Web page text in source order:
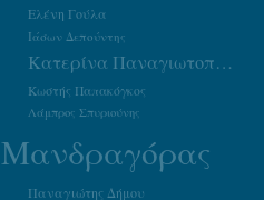
Ελένη Γούλα
Ιάσων Δεπούντης
Κατερίνα Παναγιωτοπούλου
Κωστής Παπακόγκος
Λάμπρος Σπυριούνης
Μανδραγόρας
Παναγιώτης Δήμου